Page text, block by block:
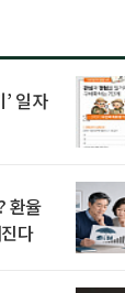
일자
환율
다